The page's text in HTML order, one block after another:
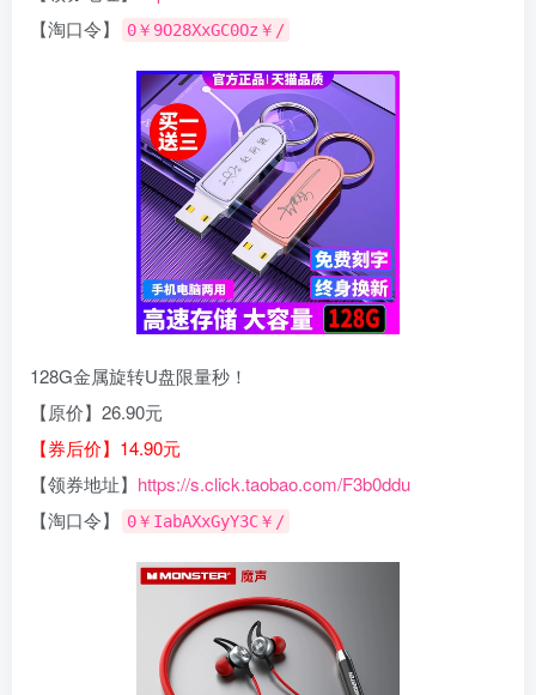
【淘口令】
0￥9O28XxGC0Oz￥/
128G金属旋转U盘限量秒！
【原价】26.90元
【券后价】14.90元
【领券地址】 https://s.click.taobao.com/F3b0ddu
【淘口令】
0￥IabAXxGyY3C￥/